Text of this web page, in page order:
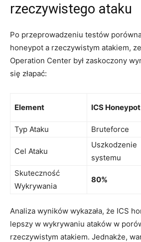
rzeczywistego ataku
Po przeprowadzeniu testów
honeypot a rzeczywistym atakiem,
Operation Center był zaskoczony
się złapać:
Element ICS Honeypot
Typ Ataku
Bruteforce
Cel Ataku
Uszkodzenie
systemu
Skuteczność
Wykrywania
80%
Analiza wyników ⁤wykazała, że⁤ ICS
lepszy w wykrywaniu ataków w
rzeczywistym atakiem. ‍Jednakże,